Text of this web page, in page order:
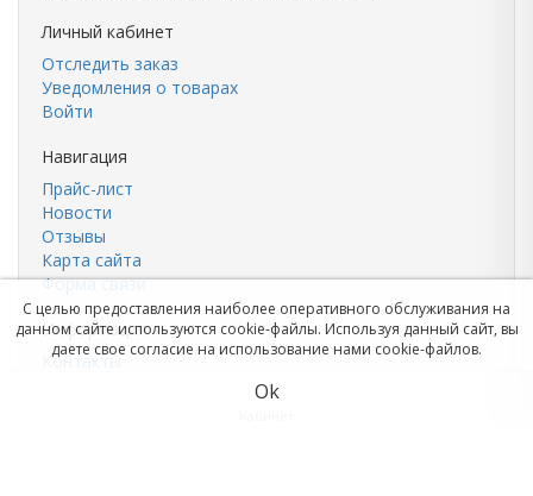
Личный кабинет
Отследить заказ
Уведомления о товарах
Войти
Навигация
Прайс-лист
Новости
Отзывы
Карта сайта
Форма связи
Информация
Контакты
С целью предоставления наиболее оперативного обслуживания на
данном сайте используются cookie-файлы. Используя данный сайт, вы
даете свое согласие на использование нами cookie-файлов.
Ok